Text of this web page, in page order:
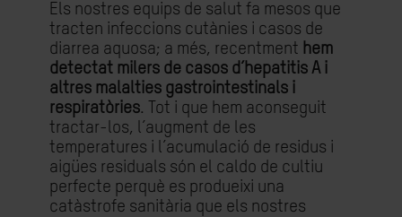
Els nostres equips de salut fa mesos que
tracten infeccions cutànies i casos de
diarrea aquosa; a més, recentment hem
detectat milers de casos d’hepatitis A i
altres malalties gastrointestinals i
respiratòries. Tot i que hem aconseguit
tractar-los, l’augment de les
temperatures i l’acumulació de residus i
aigües residuals són el caldo de cultiu
perfecte perquè es produeixi una
catàstrofe sanitària que els nostres